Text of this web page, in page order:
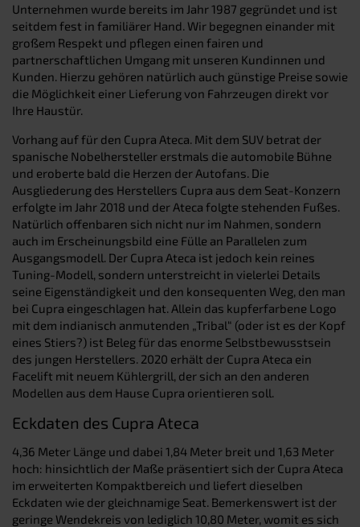
Unternehmen wurde bereits im Jahr 1987 gegründet und ist
seitdem fest in familiärer Hand. Wir begegnen einander mit
großem Respekt und pflegen einen fairen und
partnerschaftlichen Umgang mit unseren Kundinnen und
Kunden. Hierzu gehören natürlich auch günstige Preise sowie
die Möglichkeit einer Lieferung von Fahrzeugen direkt vor
Ihre Haustür.
Vorhang auf für den Cupra Ateca. Mit dem SUV betrat der
spanische Nobelhersteller erstmals die automobile Bühne
und eroberte bald die Herzen der Autofans. Die
Ausgliederung des Herstellers Cupra aus dem Seat-Konzern
erfolgte im Jahr 2018 und der Ateca folgte stehenden Fußes.
Natürlich offenbaren sich nicht nur im Nahmen, sondern
auch im Erscheinungsbild eine Fülle an Parallelen zum
Ausgangsmodell. Der Cupra Ateca ist jedoch kein reines
Tuning-Modell, sondern unterstreicht in vielerlei Details
seine Eigenständigkeit und den konsequenten Weg, den man
bei Cupra eingeschlagen hat. Allein das kupferfarbene Logo
mit dem indianisch anmutenden „Tribal“ (oder ist es der Kopf
eines Stiers?) ist Beleg für das enorme Selbstbewusstsein
des jungen Herstellers. 2020 erhält der Cupra Ateca ein
Facelift mit neuem Kühlergrill, der sich an den anderen
Modellen aus dem Hause Cupra orientieren soll.
Eckdaten des Cupra Ateca
4,36 Meter Länge und dabei 1,84 Meter breit und 1,63 Meter
hoch: hinsichtlich der Maße präsentiert sich der Cupra Ateca
im erweiterten Kompaktbereich und liefert dieselben
Eckdaten wie der gleichnamige Seat. Bemerkenswert ist der
geringe Wendekreis von lediglich 10,80 Meter, womit es sich